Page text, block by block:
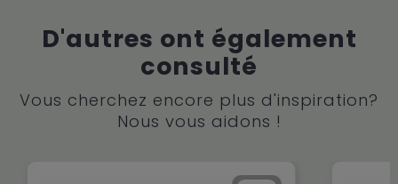
D'autres ont également
consulté
Vous cherchez encore plus d'inspiration?
Nous vous aidons !